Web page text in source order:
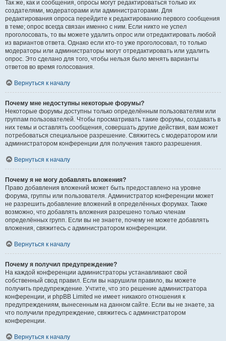
Так же, как и сообщения, опросы могут редактироваться только их
создателями, модераторами или администраторами. Для
редактирования опроса перейдите к редактированию первого сообщения
в теме; опрос всегда связан именно с ним. Если никто не успел
проголосовать, то вы можете удалить опрос или отредактировать любой
из вариантов ответа. Однако если кто-то уже проголосовал, то только
модераторы или администраторы могут отредактировать или удалить
опрос. Это сделано для того, чтобы нельзя было менять варианты
ответов во время голосования.
Вернуться к началу
Почему мне недоступны некоторые форумы?
Некоторые форумы доступны только определённым пользователям или
группам пользователей. Чтобы просматривать такие форумы, создавать в
них темы и оставлять сообщения, совершать другие действия, вам может
потребоваться специальное разрешение. Свяжитесь с модератором или
администратором конференции для получения такого разрешения.
Вернуться к началу
Почему я не могу добавлять вложения?
Право добавления вложений может быть предоставлено на уровне
форума, группы или пользователя. Администратор конференции может
не разрешить добавление вложений в определённых форумах. Также
возможно, что добавлять вложения разрешено только членам
определённых групп. Если вы не знаете, почему не можете добавлять
вложения, свяжитесь с администратором конференции.
Вернуться к началу
Почему я получил предупреждение?
На каждой конференции администраторы устанавливают свой
собственный свод правил. Если вы нарушили правило, вы можете
получить предупреждение. Учтите, что это решение администратора
конференции, и phpBB Limited не имеет никакого отношения к
предупреждениям, вынесенным на данном сайте. Если вы не знаете, за
что получили предупреждение, свяжитесь с администратором
конференции.
Вернуться к началу